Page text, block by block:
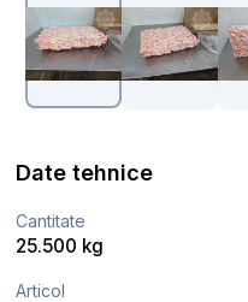
Date tehnice
Cantitate
25.500 kg
Articol